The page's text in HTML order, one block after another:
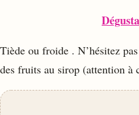
Tiède ou froide . N’hésitez
des fruits au sirop (attention à